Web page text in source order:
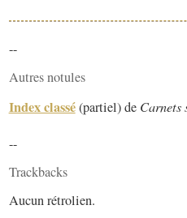
--
Autres notules
Index classé(partiel) de Carnets
--
Trackbacks
Aucun rétrolien.